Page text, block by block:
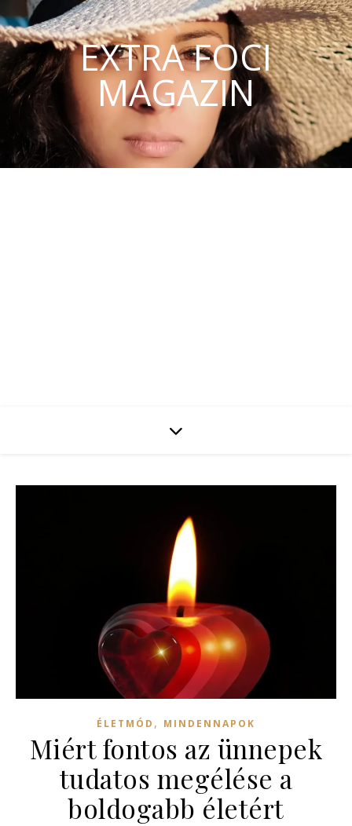
EXTRA FOCI
MAGAZIN
ÉLETMÓD , MINDENNAPOK
Miért fontos az ünnepek
tudatos megélése a
boldogabb életért